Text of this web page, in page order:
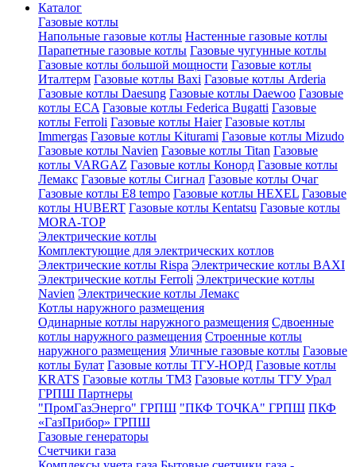
Каталог
Газовые котлы
Напольные газовые котлы Настенные газовые котлы
Парапетные газовые котлы Газовые чугунные котлы
Газовые котлы большой мощности Газовые котлы
Италтерм Газовые котлы Baxi Газовые котлы Arderia
Газовые котлы Daesung Газовые котлы Daewoo Газовые
котлы ECA Газовые котлы Federica Bugatti Газовые
котлы Ferroli Газовые котлы Haier Газовые котлы
Immergas Газовые котлы Kiturami Газовые котлы Mizudo
Газовые котлы Navien Газовые котлы Titan Газовые
котлы VARGAZ Газовые котлы Конорд Газовые котлы
Лемакс Газовые котлы Сигнал Газовые котлы Очаг
Газовые котлы E8 tempo Газовые котлы HEXEL Газовые
котлы HUBERT Газовые котлы Kentatsu Газовые котлы
MORA-TOP
Электрические котлы
Комплектующие для электрических котлов
Электрические котлы Rispa Электрические котлы BAXI
Электрические котлы Ferroli Электрические котлы
Navien Электрические котлы Лемакс
Котлы наружного размещения
Одинарные котлы наружного размещения Сдвоенные
котлы наружного размещения Строенные котлы
наружного размещения Уличные газовые котлы Газовые
котлы Булат Газовые котлы ТГУ-НОРД Газовые котлы
KRATS Газовые котлы ТМЗ Газовые котлы ТГУ Урал
ГРПШ Партнеры
"ПромГазЭнерго" ГРПШ "ПКФ ТОЧКА" ГРПШ ПКФ
«ГазПрибор» ГРПШ
Газовые генераторы
Счетчики газа